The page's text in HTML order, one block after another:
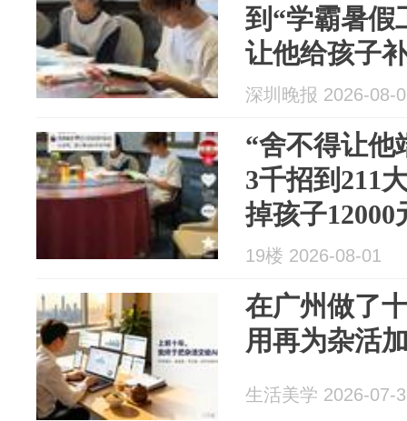
到“学霸暑假
让他给孩子
12000元暑假
深圳晚报 2026-08-
“舍不得让他
3千招到211
掉孩子12000
19楼 2026-08-01
在广州做了
用再为杂活
生活美学 2026-07-